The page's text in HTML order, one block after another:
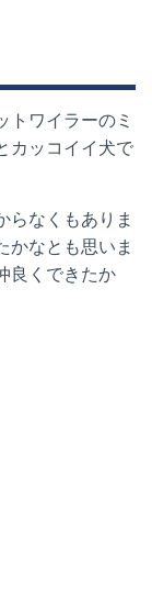
トワイラーのミ
カッコイイ犬で
らなくもありま
かなとも思いま
良くできたか